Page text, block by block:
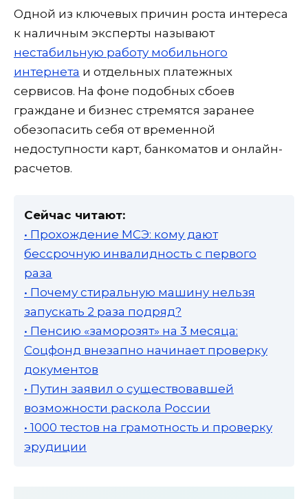
Одной из ключевых причин роста интереса
к наличным эксперты называют
нестабильную работу мобильного
интернета и отдельных платежных
сервисов. На фоне подобных сбоев
граждане и бизнес стремятся заранее
обезопасить себя от временной
недоступности карт, банкоматов и онлайн-
расчетов.
Сейчас читают:
• Прохождение МСЭ: кому дают
бессрочную инвалидность с первого
раза
• Почему стиральную машину нельзя
запускать 2 раза подряд?
• Пенсию «заморозят» на 3 месяца:
Соцфонд внезапно начинает проверку
документов
• Путин заявил о существовавшей
возможности раскола России
• 1000 тестов на грамотность и проверку
эрудиции